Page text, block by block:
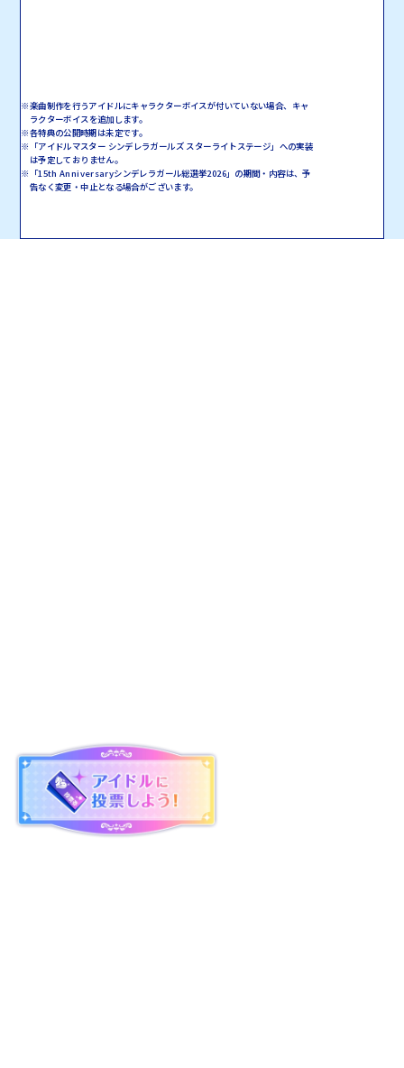
※楽曲制作を行うアイドルにキャラクターボイスが付いていない場合、キャ
ラクターボイスを追加します。
※各特典の公開時期は未定です。
※「アイドルマスター シンデレラガールズ スターライトステージ」への実装
は予定しておりません。
※「15th Anniversaryシンデレラガール総選挙2026」の期間・内容は、予
告なく変更・中止となる場合がございます。